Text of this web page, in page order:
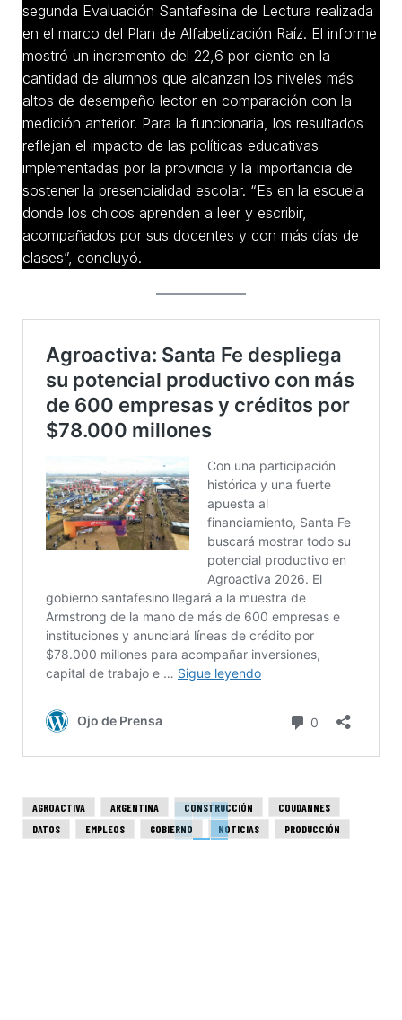
segunda Evaluación Santafesina de Lectura realizada
en el marco del Plan de Alfabetización Raíz. El informe
mostró un incremento del 22,6 por ciento en la
cantidad de alumnos que alcanzan los niveles más
altos de desempeño lector en comparación con la
medición anterior. Para la funcionaria, los resultados
reflejan el impacto de las políticas educativas
implementadas por la provincia y la importancia de
sostener la presencialidad escolar. “Es en la escuela
donde los chicos aprenden a leer y escribir,
acompañados por sus docentes y con más días de
clases”, concluyó.
AGROACTIVA ARGENTINA CONSTRUCCIÓN
COUDANNES
DATOS
EMPLEOS GOBIERNO NOTICIAS
PRODUCCIÓN